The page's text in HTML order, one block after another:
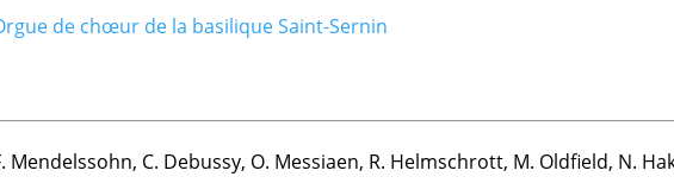
de chœur de la basilique Saint-Sernin
Mendelssohn, C. Debussy, O. Messiaen, R. Helmschrott, M. Oldfield, N.